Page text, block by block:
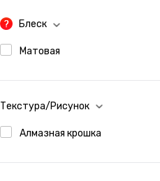
Блеск
Матовая
Текстура/Рисунок
Алмазная крошка